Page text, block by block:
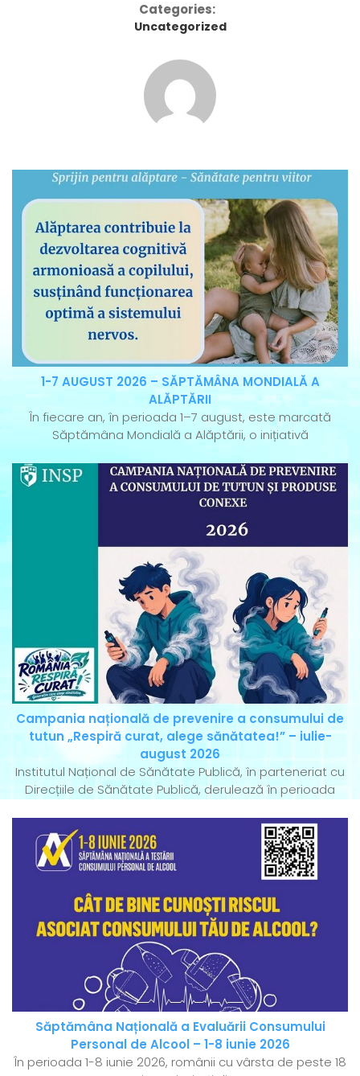
Categories:
Uncategorized
1-7 AUGUST 2026 – SĂPTĂMÂNA MONDIALĂ A
ALĂPTĂRII
În fiecare an, în perioada 1–7 august, este marcată
Săptămâna Mondială a Alăptării, o inițiativă
Campania națională de prevenire a consumului de
tutun „Respiră curat, alege sănătatea!” – iulie-
august 2026
Institutul Național de Sănătate Publică, în parteneriat cu
Direcțiile de Sănătate Publică, derulează în perioada
Săptămâna Națională a Evaluării Consumului
Personal de Alcool – 1-8 iunie 2026
În perioada 1-8 iunie 2026, românii cu vârsta de peste 18